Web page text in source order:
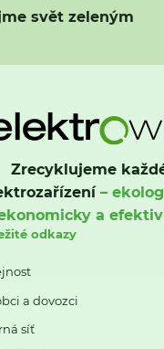
svět zeleným
Zrecyklujeme
–
a
odkazy
a dovozci
síť